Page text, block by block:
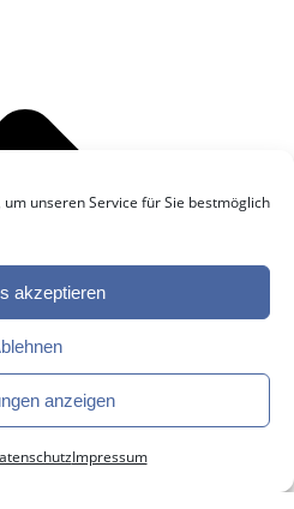
unseren Service für Sie bestmöglich
akzeptieren
anzeigen
Impressum